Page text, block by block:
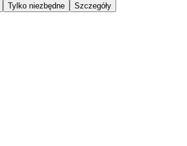
Tylko niezbędne Szczegóły